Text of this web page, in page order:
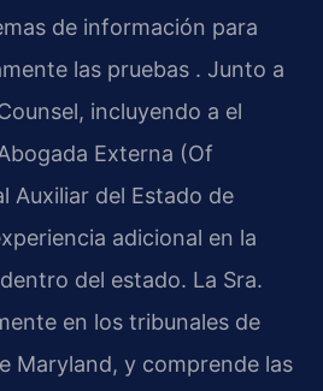
de información para
las pruebas . Junto a
incluyendo a el
Externa (Of
Auxiliar del Estado de
adicional en la
del estado. La Sra.
en los tribunales de
Maryland, y comprende las